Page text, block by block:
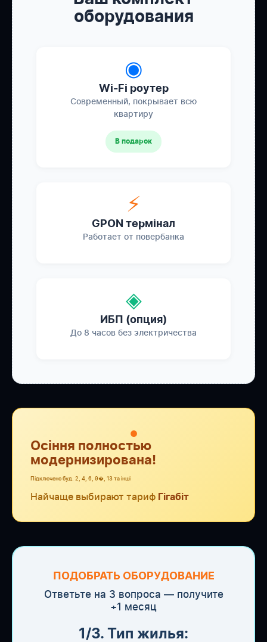
оборудования
◉
Wi-Fi роутер
Современный, покрывает всю
квартиру
В подарок
⚡
GPON термінал
Работает от повербанка
◈
ИБП (опция)
До 8 часов без электричества
●
Осіння полностью
модернизирована!
Підключено буд. 2, 4, 6, 9�, 13 та інші
Найчаще выбирают тариф Гігабіт
ПОДОБРАТЬ ОБОРУДОВАНИЕ
Ответьте на 3 вопроса — получите
+1 месяц
1/3. Тип жилья: